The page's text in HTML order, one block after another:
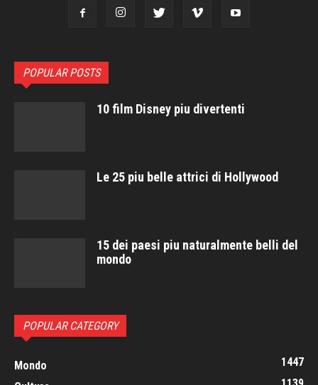
POPULAR POSTS
10 film Disney piu divertenti
Le 25 piu belle attrici di Hollywood
15 dei paesi piu naturalmente belli del
mondo
POPULAR CATEGORY
Mondo
1447